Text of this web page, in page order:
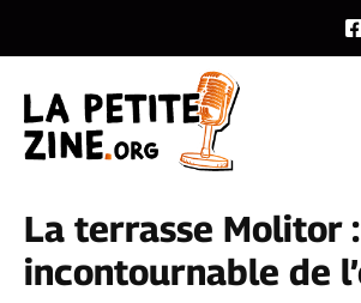
contenu
La terrasse Molitor
incontournable de